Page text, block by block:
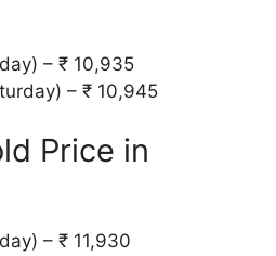
– ₹ 10,935
– ₹ 10,945
Price in
– ₹ 11,930